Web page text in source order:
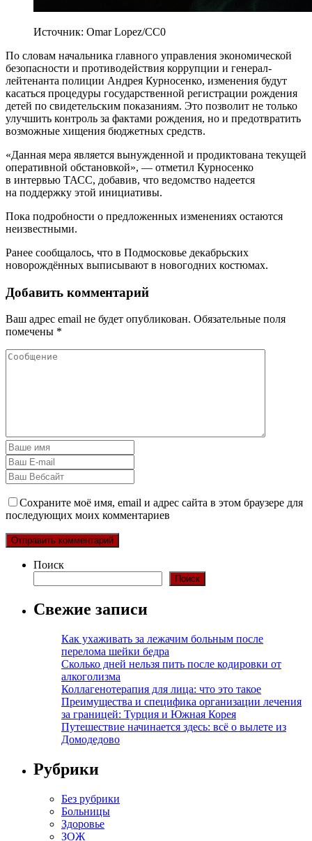
Источник: Omar Lopez/CC0
По словам начальника главного управления экономической
безопасности и противодействия коррупции и генерал-
лейтенанта полиции Андрея Курносенко, изменения будут
касаться процедуры государственной регистрации рождения
детей по свидетельским показаниям. Это позволит не только
улучшить контроль за фактами рождения, но и предотвратить
возможные хищения бюджетных средств.
«Данная мера является вынужденной и продиктована текущей
оперативной обстановкой», — отметил Курносенко
в интервью ТАСС, добавив, что ведомство надеется
на поддержку этой инициативы.
Пока подробности о предложенных изменениях остаются
неизвестными.
Ранее сообщалось, что в Подмосковье декабрьских
новорождённых выписывают в новогодних костюмах.
Добавить комментарий
Ваш адрес email не будет опубликован. Обязательные поля
помечены *
Сохраните моё имя, email и адрес сайта в этом браузере для
последующих моих комментариев
Поиск
Поиск
Свежие записи
Как ухаживать за лежачим больным после
перелома шейки бедра
Сколько дней нельзя пить после кодировки от
алкоголизма
Коллагенотерапия для лица: что это такое
Преимущества и специфика организации лечения
за границей: Турция и Южная Корея
Путешествие начинается здесь: всё о вылете из
Домодедово
Рубрики
Без рубрики
Больницы
Здоровье
ЗОЖ